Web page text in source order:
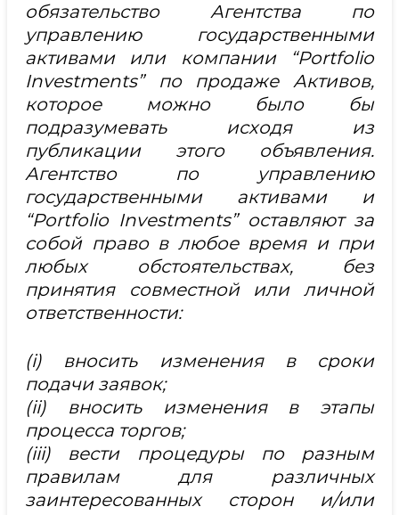
обязательство Агентства по
управлению государственными
активами или компании “Portfolio
Investments” по продаже Активов,
которое можно было бы
подразумевать исходя из
публикации этого объявления.
Агентство по управлению
государственными активами и
“Portfolio Investments” оставляют за
собой право в любое время и при
любых обстоятельствах, без
принятия совместной или личной
ответственности:
(i) вносить изменения в сроки
подачи заявок;
(ii) вносить изменения в этапы
процесса торгов;
(iii) вести процедуры по разным
правилам для различных
заинтересованных сторон и/или